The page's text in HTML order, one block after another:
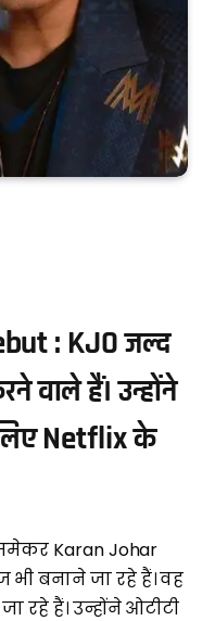
: KJO जल्द
वाले हैं। उन्होंने
Netflix के
Karan Johar
बनाने जा रहे हैं। वह
रहे हैं। उन्होंने ओटीटी